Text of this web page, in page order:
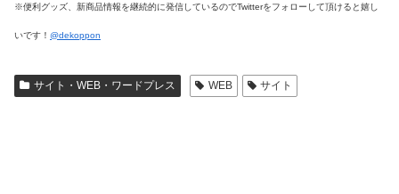
※便利グッズ、新商品情報を継続的に発信しているのでTwitterをフォローして頂けると嬉し
いです！ @dekoppon
サイト・WEB・ワードプレス WEB サイト